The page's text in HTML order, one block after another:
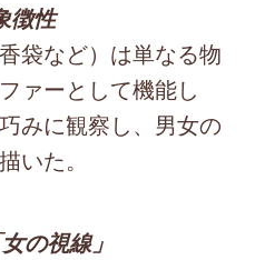
徴性
袋など）は単なる物
ァーとして機能し
みに観察し、男女の
いた。
の視線」